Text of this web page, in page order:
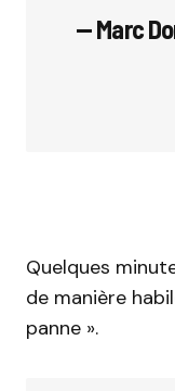
— Marc
Quelques
de manière
panne ».